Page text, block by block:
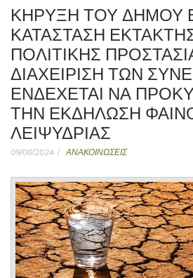
ΚΗΡΥΞΗ ΤΟΥ ΔΗΜΟΥ
ΚΑΤΑΣΤΑΣΗ
ΠΟΛΙΤΙΚΗΣ
ΔΙΑΧΕΙΡΙΣΗ ΤΩΝ
ΕΝΔΕΧΕΤΑΙ ΝΑ
ΤΗΝ ΕΚΔΗΛΩΣΗ
ΛΕΙΨΥΔΡΙΑΣ
09/08/2024 ΑΝΑΚΟΙΝΩΣΕΙΣ